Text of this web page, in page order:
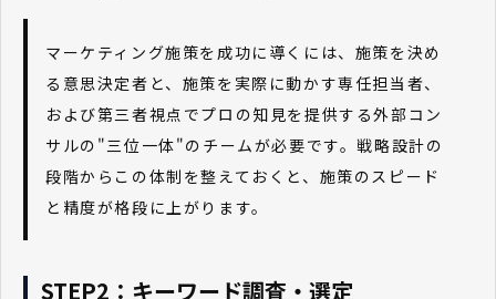
マーケティング施策を成功に導くには、施策を決め
る意思決定者と、施策を実際に動かす専任担当者、
および第三者視点でプロの知見を提供する外部コン
サルの"三位一体"のチームが必要です。戦略設計の
段階からこの体制を整えておくと、施策のスピード
と精度が格段に上がります。
STEP2：キーワード調査・選定